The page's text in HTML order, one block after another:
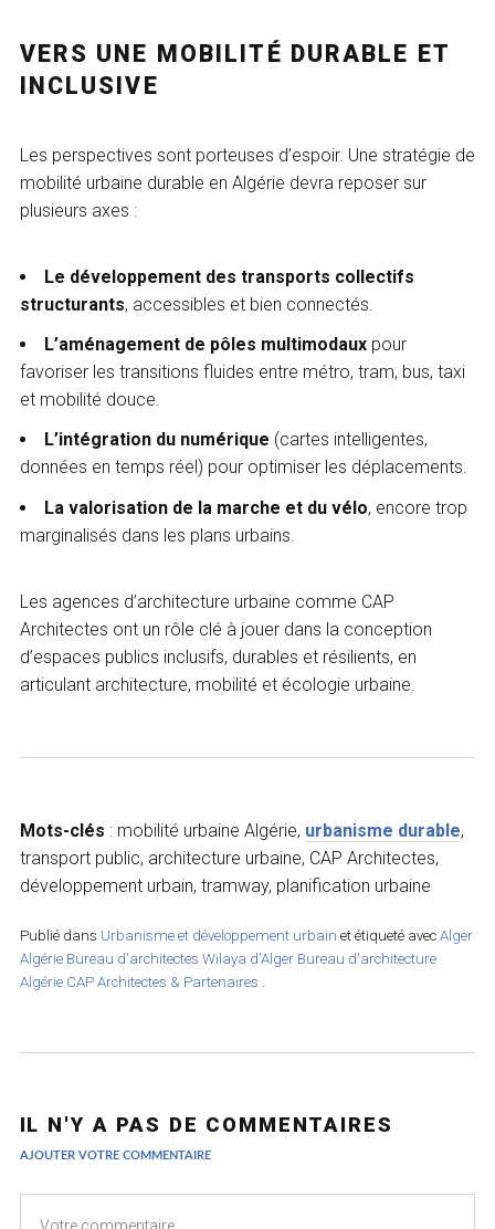
VERS UNE MOBILITÉ DURABLE ET
INCLUSIVE
Les perspectives sont porteuses d’espoir. Une stratégie de
mobilité urbaine durable en Algérie devra reposer sur
plusieurs axes :
Le développement des transports collectifs
structurants, accessibles et bien connectés.
L’aménagement de pôles multimodauxpour
favoriser les transitions fluides entre métro, tram, bus, taxi
et mobilité douce.
L’intégration du numérique (cartes intelligentes,
données en temps réel) pour optimiser les déplacements.
La valorisation de la marche et du vélo, encore trop
marginalisés dans les plans urbains.
Les agences d’architecture urbaine comme CAP
Architectes ont un rôle clé à jouer dans la conception
d’espaces publics inclusifs, durables et résilients, en
articulant architecture, mobilité et écologie urbaine.
Mots-clés : mobilité urbaine Algérie, urbanisme durable,
transport public, architecture urbaine, CAP Architectes,
développement urbain, tramway, planification urbaine
Publié dans Urbanisme et développement urbain et étiqueté avec Alger
Algérie Bureau d'architectes Wilaya d'Alger Bureau d'architecture
Algérie CAP Architectes & Partenaires
IL N'Y A PAS DE COMMENTAIRES
AJOUTER VOTRE COMMENTAIRE